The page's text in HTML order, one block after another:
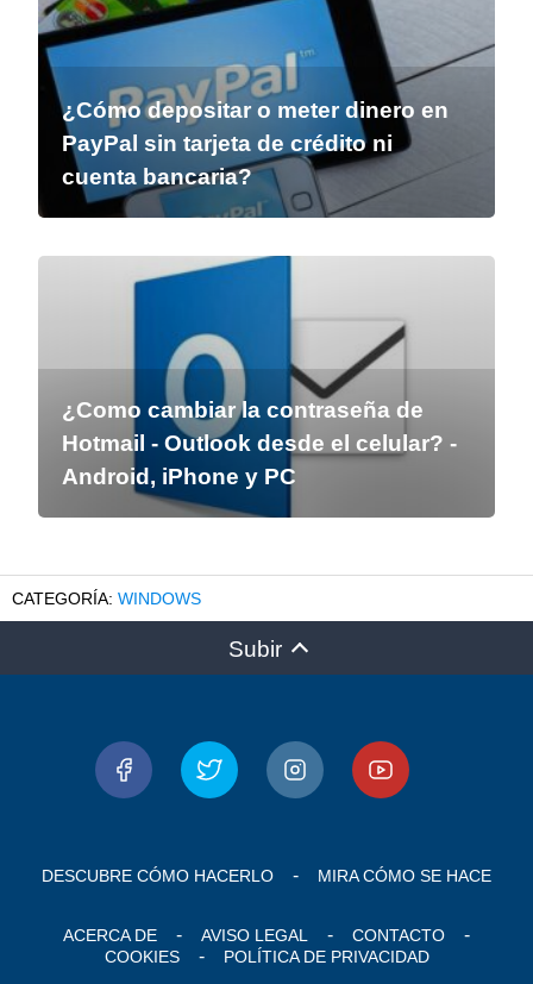
¿Cómo depositar o meter dinero en
PayPal sin tarjeta de crédito ni
cuenta bancaria?
¿Como cambiar la contraseña de
Hotmail - Outlook desde el celular? -
Android, iPhone y PC
WINDOWS
Subir
DESCUBRE CÓMO HACERLO MIRA CÓMO SE HACE
ACERCA DE AVISO LEGAL
CONTACTO
COOKIES
POLÍTICA DE PRIVACIDAD